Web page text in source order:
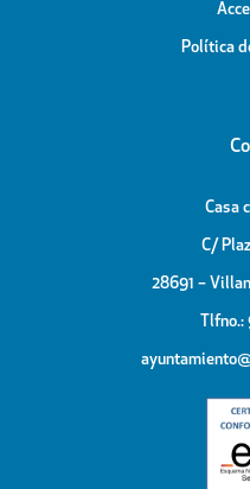
Política
Casa
C/
28691 –
Tlfno.: